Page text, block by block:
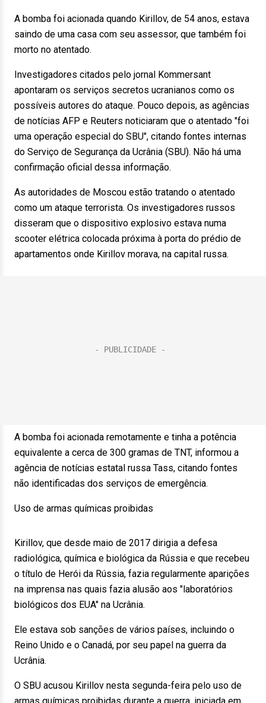
A bomba foi acionada quando Kirillov, de 54 anos, estava
saindo de uma casa com seu assessor, que também foi
morto no atentado.
Investigadores citados pelo jornal Kommersant
apontaram os serviços secretos ucranianos como os
possíveis autores do ataque. Pouco depois, as agências
de notícias AFP e Reuters noticiaram que o atentado "foi
uma operação especial do SBU", citando fontes internas
do Serviço de Segurança da Ucrânia (SBU). Não há uma
confirmação oficial dessa informação.
As autoridades de Moscou estão tratando o atentado
como um ataque terrorista. Os investigadores russos
disseram que o dispositivo explosivo estava numa
scooter elétrica colocada próxima à porta do prédio de
apartamentos onde Kirillov morava, na capital russa.
A bomba foi acionada remotamente e tinha a potência
equivalente a cerca de 300 gramas de TNT, informou a
agência de notícias estatal russa Tass, citando fontes
não identificadas dos serviços de emergência.
Uso de armas químicas proibidas
Kirillov, que desde maio de 2017 dirigia a defesa
radiológica, química e biológica da Rússia e que recebeu
o título de Herói da Rússia, fazia regularmente aparições
na imprensa nas quais fazia alusão aos "laboratórios
biológicos dos EUA" na Ucrânia.
Ele estava sob sanções de vários países, incluindo o
Reino Unido e o Canadá, por seu papel na guerra da
Ucrânia.
O SBU acusou Kirillov nesta segunda-feira pelo uso de